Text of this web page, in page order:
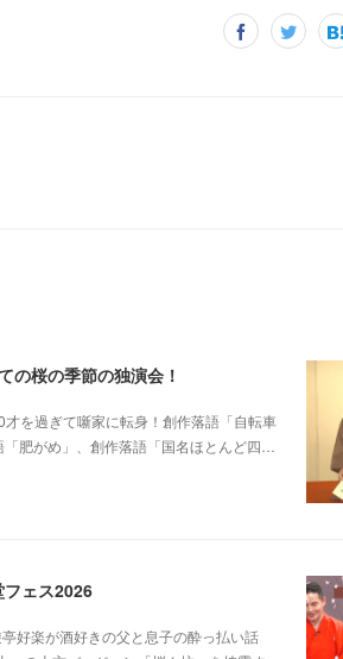
の桜の季節の独演会！
を過ぎて噺家に転身！創作落語「自転車
肥がめ」、創作落語「国名ほとんど四…
ェス2026
好楽が酒好きの父と息子の酔っ払い話